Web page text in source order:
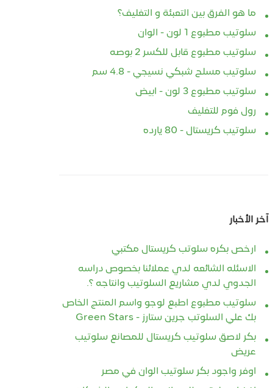
ما هو الفرق بين التعبئة و التغليف؟
سلوتيب مطبوع 1 لون - الوان
سلوتيب مطبوع قابل للكسر 2 بوصه
سلوتيب مسلح شبكي نسيجي - 4.8 سم
سلوتيب مطبوع 3 لون - ابيض
رول فوم للتغليف
سلوتيب كريستال - 80 يارده
آخر الأخبار
ارخص بكره سلوتب كريستال مكتبي
الاسئله الشائعه لدي عملائنا بخصوص دراسه
الجدوي لدي مشاريع السلوتيب وانتاجه ؟.
سلوتيب مطبوع اطبع لوجو واسم المنتج الخاص
بك علي السلوتب جرين ستارز - Green Stars
بكر لاصق سلوتيب كريستال للمصانع سلوتيب
عريض
اوفر واجود بكر سلوتيب الوان في مصر